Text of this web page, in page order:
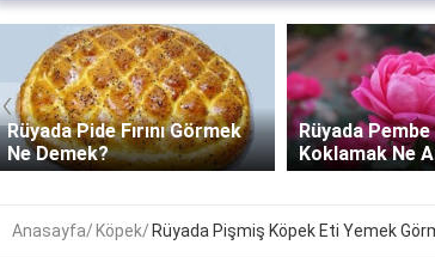
Rüyada Pide Fırını Görmek
Ne Demek?
Rüyada Pembe
Koklamak Ne
‹
Anasayfa Köpek Rüyada Pişmiş Köpek Eti Yemek